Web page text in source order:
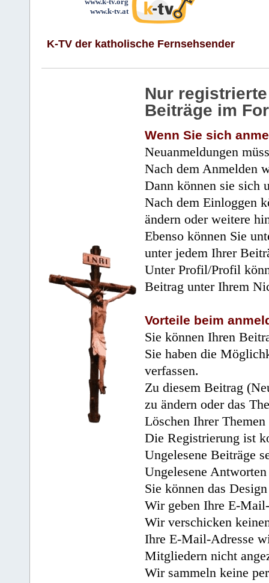
www.k-tv.at
K-TV der katholische Fernsehsender
Nur
Beiträge im
Wenn Sie sich
Neuanmeldungen
Nach dem Anmelden
Dann können sie sich
Nach dem Einloggen
ändern oder weitere
Ebenso können Sie
unter jedem Ihrer
Unter Profil/Profil
Beitrag unter Ihrem
Vorteile beim
Sie können Ihren
Sie haben die
verfassen.
Zu diesem Beitrag
zu ändern oder das
Löschen Ihrer
Die Registrierung ist
Ungelesene Beiträge
Ungelesene
Sie können das
Wir geben Ihre E-
Wir verschicken
Ihre E-Mail-Adresse
Mitgliedern nicht
Wir sammeln keine